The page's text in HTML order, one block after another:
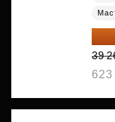
30
39
623